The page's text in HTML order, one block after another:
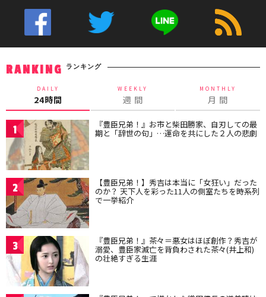
RANKING ランキング
DAILY
24時間
WEEKLY
週 間
MONTHLY
月 間
1 『豊臣兄弟！』お市と柴田勝家、自刃しての最
期と「辞世の句」…運命を共にした２人の悲劇
2 【豊臣兄弟！】秀吉は本当に「女狂い」だった
のか？ 天下人を彩った11人の側室たちを時系列
で一挙紹介
3 『豊臣兄弟！』茶々＝悪女はほぼ創作？秀吉が
溺愛、豊臣家滅亡を背負わされた茶々(井上和)
の壮絶すぎる生涯